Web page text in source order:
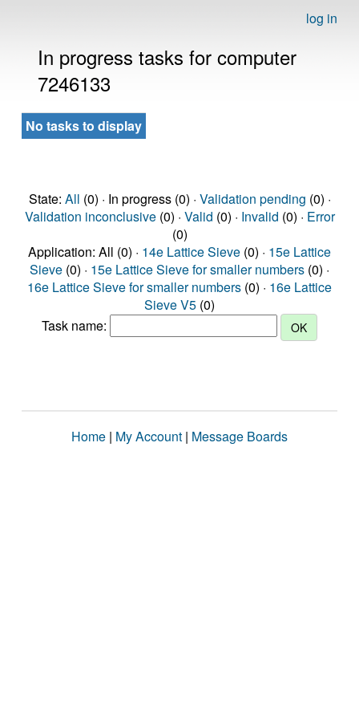
log in
In progress tasks for computer
7246133
No tasks to display
State: All (0) · In progress (0) · Validation pending (0) ·
Validation inconclusive(0) · Valid (0) · Invalid (0) · Error
(0)
Application: All (0) · 14e Lattice Sieve (0) · 15e Lattice
Sieve (0) · 15e Lattice Sieve for smaller numbers (0) ·
16e Lattice Sieve for smaller numbers (0) · 16e Lattice
Sieve V5 (0)
Task name:
Home | My Account | Message Boards